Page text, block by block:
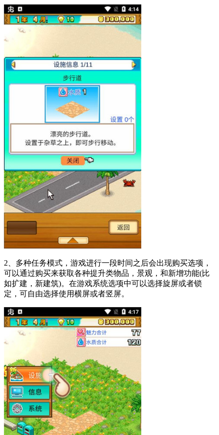
2、多种任务模式，游戏进行一段时间之后会出现购买选项，
可以通过购买来获取各种提升类物品，景观，和新增功能(比
如扩建，新建筑)。在游戏系统选项中可以选择旋屏或者锁
定，可自由选择使用横屏或者竖屏。